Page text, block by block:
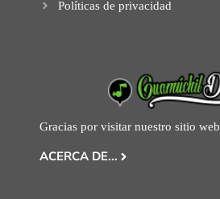
Políticas de privacidad
Gracias por visitar nuestro sitio web
ACERCA DE...